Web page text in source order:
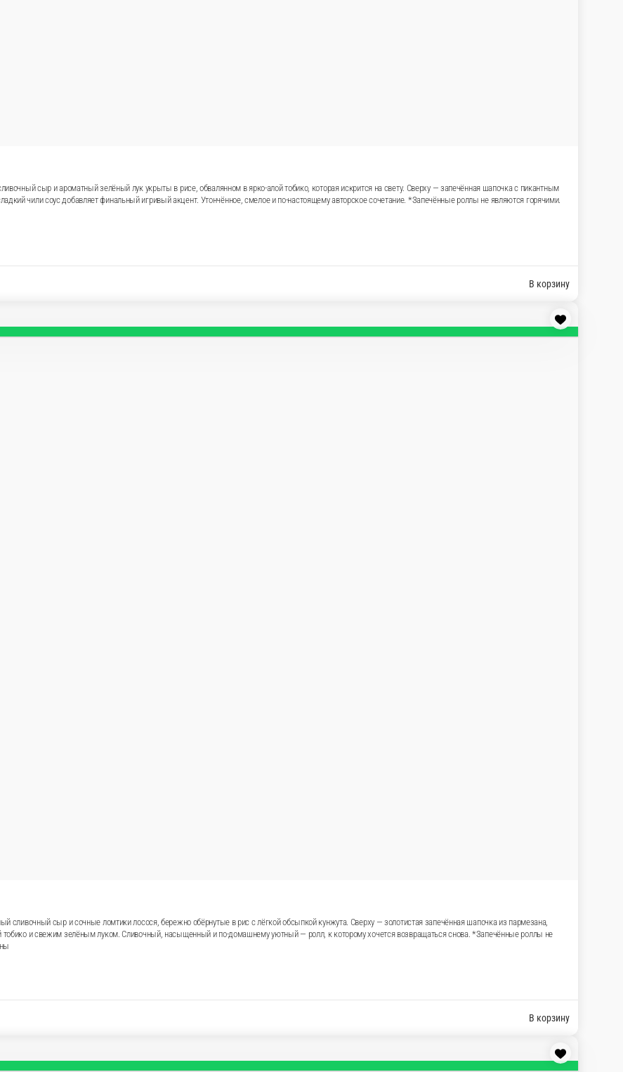
лангустин, нежный сливочный сыр и ароматный зелёный лук укрыты в рисе, обвалянном в ярко-алой
шапочка с пикантным дор-блю, раскрывающаяся насыщенным, чуть пряным послевкусием, а сладкий
смелое и по-настоящему авторское сочетание. *Запечённые роллы не являются горячими.
В корзину
устоять. Внутри — нежный сливочный сыр и сочные ломтики лосося, бережно обёрнутые в рис с лёгкой
шапочка из пармезана, политая ароматным соусом унаги и украшенная яркими бусинами красной тобико и